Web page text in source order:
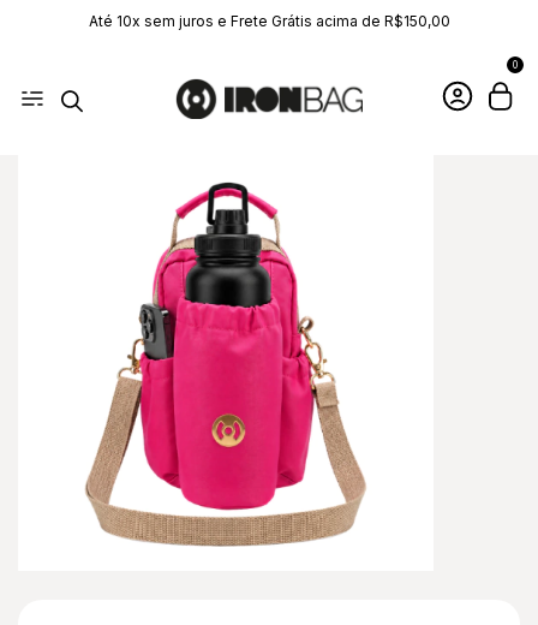
Até 10x sem juros e Frete Grátis acima de R$150,00
0